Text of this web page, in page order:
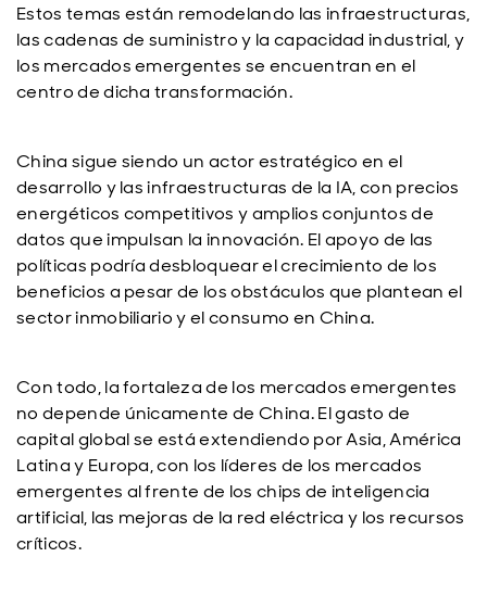
Estos temas están remodelando las infraestructuras,
las cadenas de suministro y la capacidad industrial, y
los mercados emergentes se encuentran en el
centro de dicha transformación.
China sigue siendo un actor estratégico en el
desarrollo y las infraestructuras de la IA, con precios
energéticos competitivos y amplios conjuntos de
datos que impulsan la innovación. El apoyo de las
políticas podría desbloquear el crecimiento de los
beneficios a pesar de los obstáculos que plantean el
sector inmobiliario y el consumo en China.
Con todo, la fortaleza de los mercados emergentes
no depende únicamente de China. El gasto de
capital global se está extendiendo por Asia, América
Latina y Europa, con los líderes de los mercados
emergentes al frente de los chips de inteligencia
artificial, las mejoras de la red eléctrica y los recursos
críticos.